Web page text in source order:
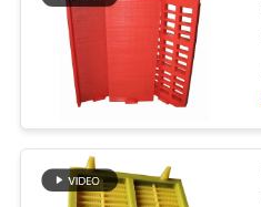
TENTANG
KAMI
TUR
PABRIK